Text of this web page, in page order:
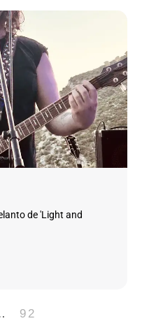
de 'Light and
92